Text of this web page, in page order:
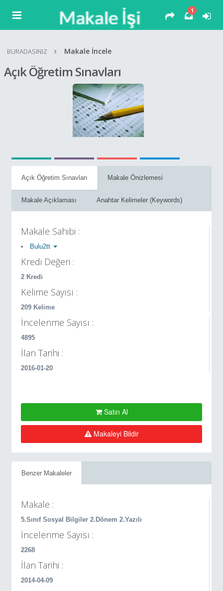
1
BURADASINIZ Makale İncele
Açık Öğretim Sınavları
Açık Öğretim Sınavları Makale Önizlemesi
Makale Açıklaması Anahtar Kelimeler (Keywords)
Makale Sahibi :
Bulu2tt
Kredi Değeri :
2 Kredi
Kelime Sayısı :
209 Kelime
İncelenme Sayısı :
4895
İlan Tarihi :
2016-01-20
Satın Al
Makaleyi Bildir
Benzer Makaleler
Makale :
5.Sınıf Sosyal Bilgiler 2.Dönem 2.Yazılı
İncelenme Sayısı :
2268
İlan Tarihi :
2014-04-09